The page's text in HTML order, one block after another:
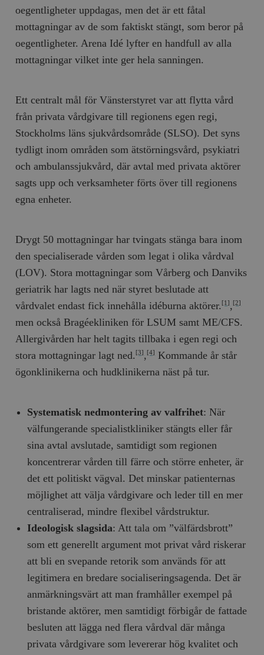
oegentligheter uppdagas, men det är ett fåtal
mottagningar av de som faktiskt stängt, som beror på
oegentligheter. Arena Idé lyfter en handfull av alla
mottagningar vilket inte ger hela sanningen.
Ett centralt mål för Vänsterstyret var att flytta vård
från privata vårdgivare till regionens egen regi,
Stockholms läns sjukvårdsområde (SLSO). Det syns
tydligt inom områden som ätstörningsvård, psykiatri
och ambulanssjukvård, där avtal med privata aktörer
sagts upp och verksamheter förts över till regionens
egna enheter.
Drygt 50 mottagningar har tvingats stänga bara inom
den specialiserade vården som legat i olika vårdval
(LOV). Stora mottagningar som Vårberg och Danviks
geriatrik har lagts ned när styret beslutade att
vårdvalet endast fick innehålla idéburna aktörer. [1] , [2]
men också Bragéekliniken för LSUM samt ME/CFS.
Allergivården har helt tagits tillbaka i egen regi och
stora mottagningar lagt ned. [3] , [4] Kommande år står
ögonklinikerna och hudklinikerna näst på tur.
Systematisk nedmontering av valfrihet: När
välfungerande specialistkliniker stängts eller får
sina avtal avslutade, samtidigt som regionen
koncentrerar vården till färre och större enheter, är
det ett politiskt vägval. Det minskar patienternas
möjlighet att välja vårdgivare och leder till en mer
centraliserad, mindre flexibel vårdstruktur.
Ideologisk slagsida: Att tala om ”välfärdsbrott”
som ett generellt argument mot privat vård riskerar
att bli en svepande retorik som används för att
legitimera en bredare socialiseringsagenda. Det är
anmärkningsvärt att man framhåller exempel på
bristande aktörer, men samtidigt förbigår de fattade
besluten att lägga ned flera vårdval där många
privata vårdgivare som levererar hög kvalitet och